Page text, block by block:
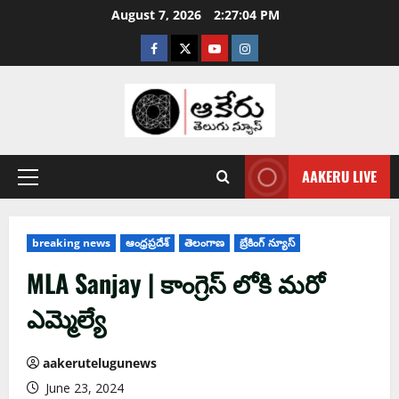
August 7, 2026 2:27:05 PM
AAKERU LIVE
breaking news ఆంధ్ర‌ప్ర‌దేశ్ తెలంగాణ బ్రేకింగ్ న్యూస్
MLA Sanjay | కాంగ్రెస్ లోకి మ‌రో
ఎమ్మెల్యే
aakerutelugunews
June 23, 2024